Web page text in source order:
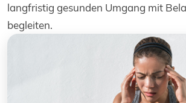
langfristig gesunden Umgang mit
begleiten.